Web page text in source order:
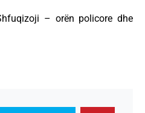
– orën policore dhe